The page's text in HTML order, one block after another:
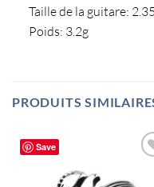
Taille de la guitare:
Poids: 3.2g
PRODUITS
Save